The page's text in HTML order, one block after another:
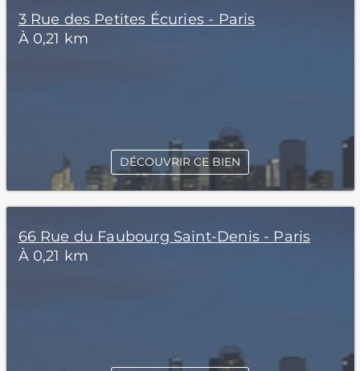
3 Rue des Petites Écuries - Paris
À 0,21 km
DÉCOUVRIR CE BIEN
66 Rue du Faubourg Saint-Denis - Paris
À 0,21 km